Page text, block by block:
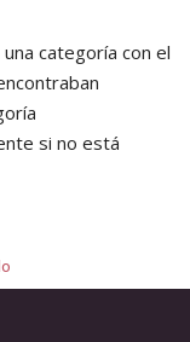
categoría con el
si no está